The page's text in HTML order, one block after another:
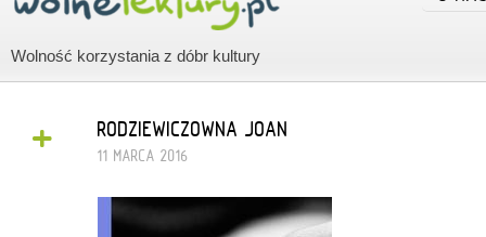
Wolność korzystania z dóbr kultury
+ RODZIEWICZOWNA JOAN
11 MARCA 2016